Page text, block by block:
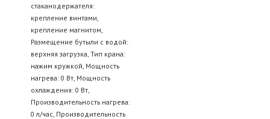
стаканодержателя:
крепление винтами,
крепление магнитом,
Размещение бутыли с водой:
верхняя загрузка, Тип крана:
нажим кружкой, Мощность
нагрева: 0 Вт, Мощность
охлаждения: 0 Вт,
Производительность нагрева:
0 л/час, Производительность